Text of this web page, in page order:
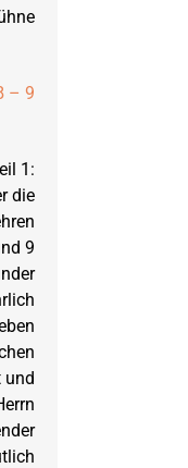
– 9
1:
die
9
und